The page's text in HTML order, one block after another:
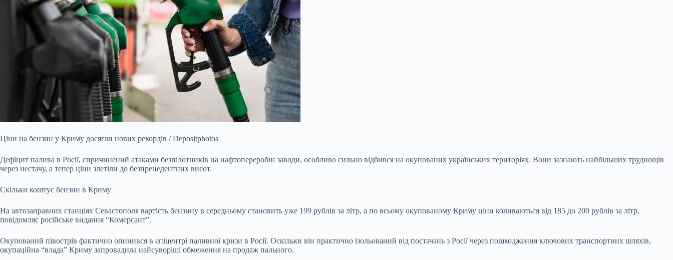
Ціни на бензин у Криму досягли нових рекордів / Depositphotos
Дефіцит палива в Росії, спричинений атаками безпілотників на нафтопереробні заводи, особливо сильно відбився на окупованих українських територіях. Вони зазнають найбільших труднощів
через нестачу, а тепер ціни злетіли до безпрецедентних висот.
Скільки коштує бензин в Криму
На автозаправних станціях Севастополя вартість бензину в середньому становить уже 199 рублів за літр, а по всьому окупованому Криму ціни коливаються від 185 до 200 рублів за літр,
повідомляє російське видання “Комерсант”.
Окупований півострів фактично опинився в епіцентрі паливної кризи в Росії. Оскільки він практично ізольований від постачань з Росії через пошкодження ключових транспортних шляхів,
окупаційна “влада” Криму запровадила найсуворіші обмеження на продаж пального.